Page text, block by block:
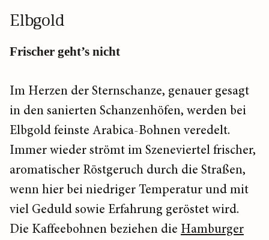
Elbgold
Frischer geht’s nicht
Im Herzen der Sternschanze, genauer gesagt
in den sanierten Schanzenhöfen, werden bei
Elbgold feinste Arabica-Bohnen veredelt.
Immer wieder strömt im Szeneviertel frischer,
aromatischer Röstgeruch durch die Straßen,
wenn hier bei niedriger Temperatur und mit
viel Geduld sowie Erfahrung geröstet wird.
Die Kaffeebohnen beziehen die Hamburger